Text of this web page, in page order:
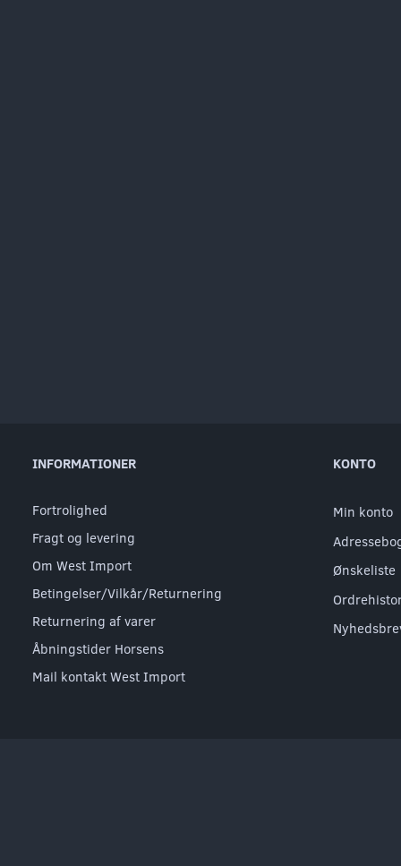
INFORMATIONER
Fortrolighed
Fragt og levering
Om West Import
Betingelser/Vilkår/Returnering
Returnering af varer
Åbningstider Horsens
Mail kontakt West Import
KONTO
Min konto
Ønskeliste